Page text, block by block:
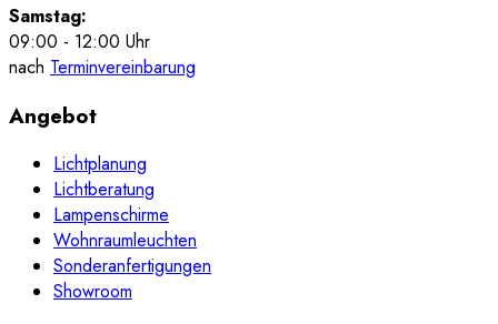
Samstag:
09:00 - 12:00 Uhr
nach Terminvereinbarung
Angebot
Lichtplanung
Lichtberatung
Lampenschirme
Wohnraumleuchten
Sonderanfertigungen
Showroom